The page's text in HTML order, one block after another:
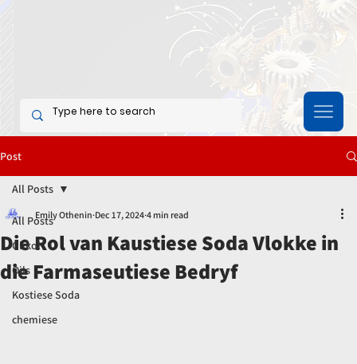
Post
All Posts
Glikol
Oils
Kostiese Soda
chemiese
All Posts
Die Rol van Kaustiese Soda Vlokke in
die Farmaseutiese Bedryf
Emily Othenin Dec 17, 2024 4 min read